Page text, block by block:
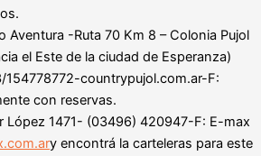
Aventura -Ruta 70 Km 8 – Colonia Pujol
el Este de la ciudad de Esperanza)
154778772-countrypujol.com.ar-F:
con reservas.
López 1471- (03496) 420947-F: E-max
y encontrá la carteleras para este